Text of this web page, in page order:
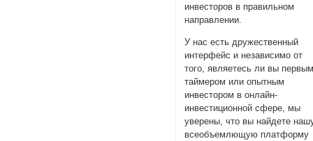
инвесторов в правильном
направлении.
У нас есть дружественный
интерфейс и независимо от
того, являетесь ли вы
таймером или опытным
инвестором в онлайн-
инвестиционной сфере, мы
уверены, что вы найдете
всеобъемлющую платформу